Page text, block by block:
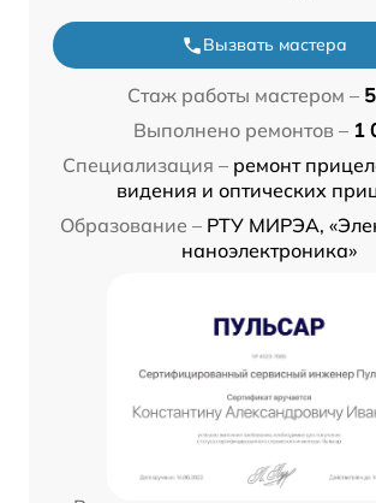
Вызвать мастера
Стаж работы мастером –
Выполнено ремонтов – 1
Специализация – ремонт
видения и оптических
Образование – РТУ МИРЭА,
наноэлектроника»